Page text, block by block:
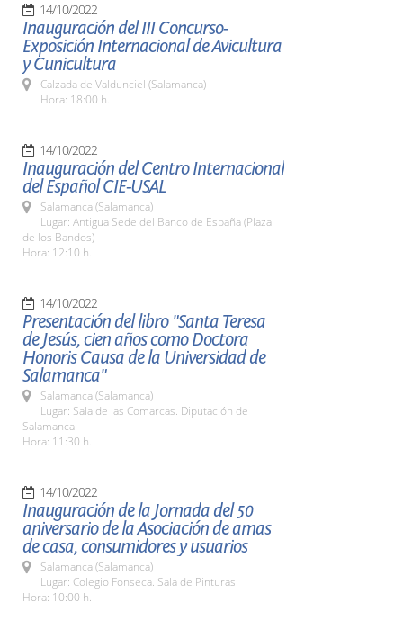
14/10/2022
Inauguración del III Concurso-
Exposición Internacional de Avicultura
y Cunicultura
Calzada de Valdunciel (Salamanca)
Hora: 18:00 h.
14/10/2022
Inauguración del Centro Internacional
del Español CIE-USAL
Salamanca (Salamanca)
Lugar: Antigua Sede del Banco de España (Plaza
de los Bandos)
Hora: 12:10 h.
14/10/2022
Presentación del libro "Santa Teresa
de Jesús, cien años como Doctora
Honoris Causa de la Universidad de
Salamanca"
Salamanca (Salamanca)
Lugar: Sala de las Comarcas. Diputación de
Salamanca
Hora: 11:30 h.
14/10/2022
Inauguración de la Jornada del 50
aniversario de la Asociación de amas
de casa, consumidores y usuarios
Salamanca (Salamanca)
Lugar: Colegio Fonseca. Sala de Pinturas
Hora: 10:00 h.